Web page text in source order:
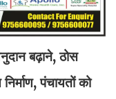
बढ़ाने, ठोस
पंचायतों को